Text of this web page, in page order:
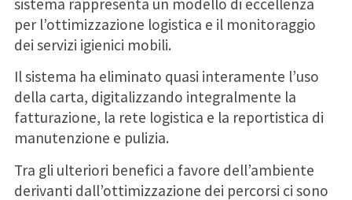
sistema rappresenta un modello di eccellenza
per l’ottimizzazione logistica e il monitoraggio
dei servizi igienici mobili.
Il sistema ha eliminato quasi interamente l’uso
della carta, digitalizzando integralmente la
fatturazione, la rete logistica e la reportistica di
manutenzione e pulizia.
Tra gli ulteriori benefici a favore dell’ambiente
derivanti dall’ottimizzazione dei percorsi ci sono